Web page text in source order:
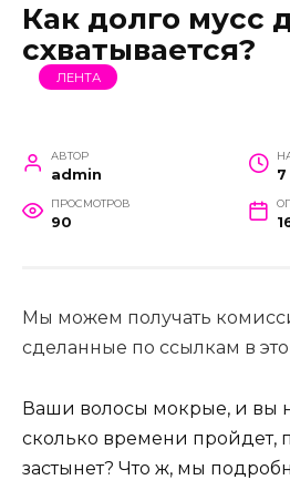
Как долго мусс
схватывается?
ЛЕНТА
АВТОР
admin
ПРОСМОТРОВ
90
Мы можем получать
сделанные по ссылкам в
Ваши волосы мокрые, и вы
сколько времени пройдет,
застынет? Что ж, мы